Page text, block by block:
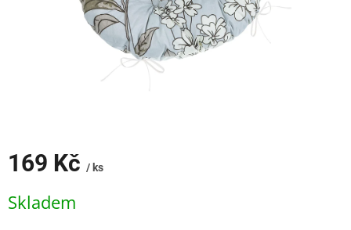
169 Kč / ks
cena:
Skladem